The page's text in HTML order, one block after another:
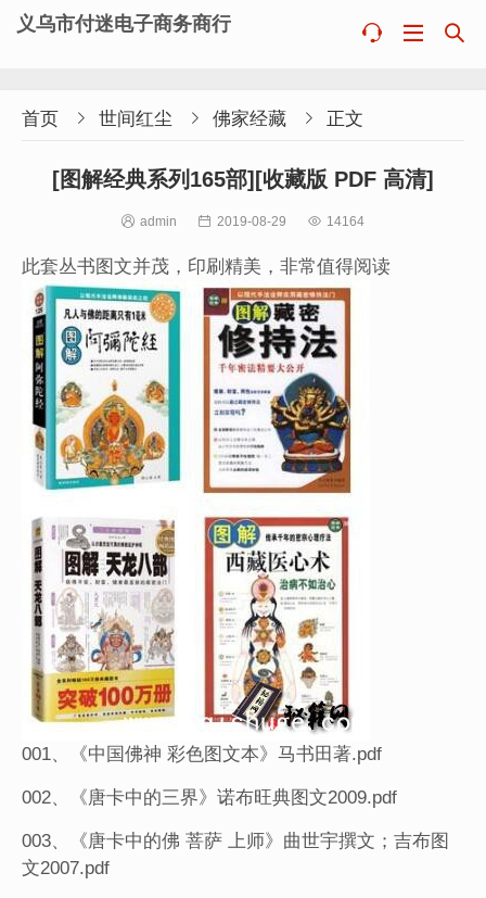
义乌市付迷电子商务商行 


首页  世间红尘  佛家经藏  正文
[图解经典系列165部][收藏版 PDF 高清]
 admin  2019-08-29  14164
此套丛书图文并茂，印刷精美，非常值得阅读
001、《中国佛神 彩色图文本》马书田著.pdf
002、《唐卡中的三界》诺布旺典图文2009.pdf
003、《唐卡中的佛 菩萨 上师》曲世宇撰文；吉布图
文2007.pdf